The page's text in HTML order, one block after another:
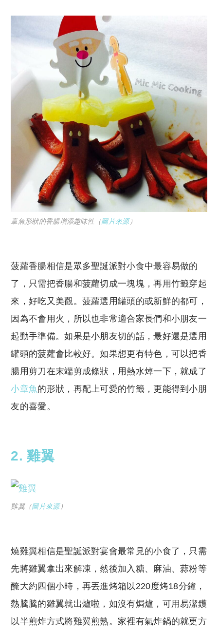
章魚形狀的香腸增添趣味性（圖片來源）
菠蘿香腸相信是眾多聖誕派對小食中最容易做的
了，只需把香腸和菠蘿切成一塊塊，再用竹籤穿起
來，好吃又美觀。菠蘿選用罐頭的或新鮮的都可，
因為不會用火，所以也非常適合家長們和小朋友一
起動手準備。如果是小朋友切的話，最好還是選用
罐頭的菠蘿會比較好。如果想更有特色，可以把香
腸用剪刀在末端剪成條狀，用熱水焯一下，就成了
小章魚的形狀，再配上可愛的竹籤，更能得到小朋
友的喜愛。
2. 雞翼
雞翼（圖片來源）
燒雞翼相信是聖誕派對宴會最常見的小食了，只需
先將雞翼拿出來解凍，然後加入糖、麻油、蒜粉等
醃大約四個小時，再丟進烤箱以220度烤18分鐘，
熱騰騰的雞翼就出爐啦，如沒有焗爐，可用易潔鑊
以半煎炸方式將雞翼煎熟。家裡有氣炸鍋的就更方